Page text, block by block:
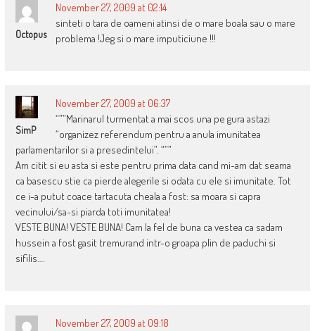
Octopus
November 27, 2009 at 02:14
sinteti o tara de oameni atinsi de o mare boala sau o mare
problema !Jeg si o mare imputiciune !!!
SimP
November 27, 2009 at 06:37
“””Marinarul turmentat a mai scos una pe gura astazi
“organizez referendum pentru a anula imunitatea
parlamentarilor si a presedintelui”. “””
Am citit si eu asta si este pentru prima data cand mi-am dat seama
ca basescu stie ca pierde alegerile si odata cu ele si imunitate. Tot
ce i-a putut coace tartacuta cheala a fost: sa moara si capra
vecinului/sa-si piarda toti imunitatea!
VESTE BUNA! VESTE BUNA! Cam la fel de buna ca vestea ca sadam
hussein a fost gasit tremurand intr-o groapa plin de paduchi si
sifilis….
November 27, 2009 at 09:18